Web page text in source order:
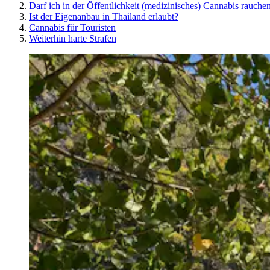
Darf ich in der Öffentlichkeit (medizinisches) Cannabis
Ist der Eigenanbau in Thailand erlaubt?
Cannabis für Touristen
Weiterhin harte Strafen